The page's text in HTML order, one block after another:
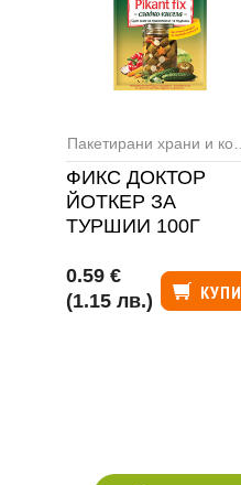
ФИКС ДОКТОР
ЙОТКЕР ЗА
ТУРШИИ 100Г
0.59 €
(1.15 лв.)
КУПИ